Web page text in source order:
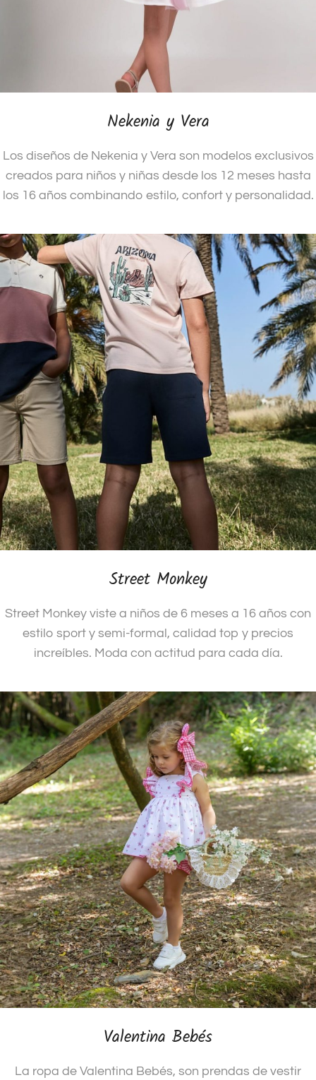
Nekenia y Vera
Los diseños de Nekenia y Vera son modelos exclusivos
creados para niños y niñas desde los 12 meses hasta
los 16 años combinando estilo, confort y personalidad.
Street Monkey
Street Monkey viste a niños de 6 meses a 16 años con
estilo sport y semi-formal, calidad top y precios
increíbles. Moda con actitud para cada día.
Valentina Bebés
La ropa de Valentina Bebés, son prendas de vestir